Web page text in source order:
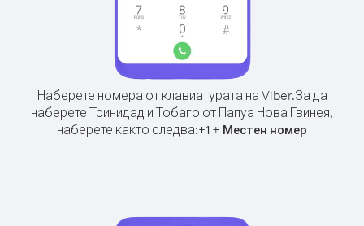
Наберете номера от клавиатурата на Viber.За да
наберете Тринидад и Тобаго от Папуа Нова Гвинея,
наберете както следва:+1 + Местен номер